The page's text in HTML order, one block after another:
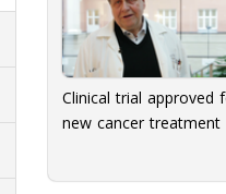
Clinical trial approved
new cancer treatment